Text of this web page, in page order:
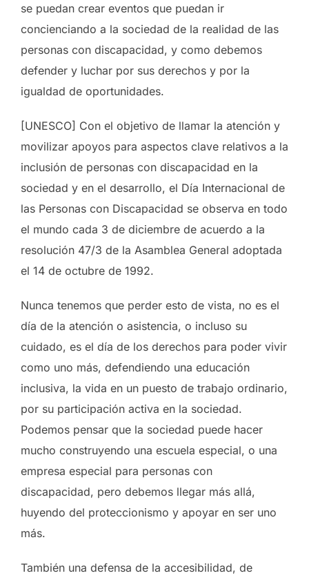
se puedan crear eventos que puedan ir
concienciando a la sociedad de la realidad de las
personas con discapacidad, y como debemos
defender y luchar por sus derechos y por la
igualdad de oportunidades.
[UNESCO] Con el objetivo de llamar la atención y
movilizar apoyos para aspectos clave relativos a la
inclusión de personas con discapacidad en la
sociedad y en el desarrollo, el Día Internacional de
las Personas con Discapacidad se observa en todo
el mundo cada 3 de diciembre de acuerdo a la
resolución 47/3 de la Asamblea General adoptada
el 14 de octubre de 1992.
Nunca tenemos que perder esto de vista, no es el
día de la atención o asistencia, o incluso su
cuidado, es el día de los derechos para poder vivir
como uno más, defendiendo una educación
inclusiva, la vida en un puesto de trabajo ordinario,
por su participación activa en la sociedad.
Podemos pensar que la sociedad puede hacer
mucho construyendo una escuela especial, o una
empresa especial para personas con
discapacidad, pero debemos llegar más allá,
huyendo del proteccionismo y apoyar en ser uno
más.
También una defensa de la accesibilidad, de